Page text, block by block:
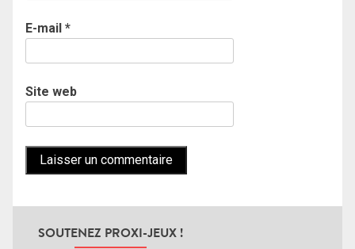
E-mail *
Site web
SOUTENEZ PROXI-JEUX !